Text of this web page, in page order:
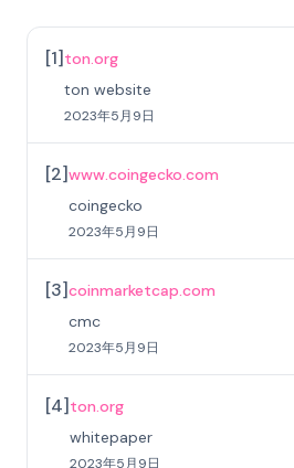
[1] ton.org
ton website
2023年5月9日
[2]www.coingecko.com
coingecko
2023年5月9日
[3]coinmarketcap.com
cmc
2023年5月9日
[4] ton.org
whitepaper
2023年5月9日